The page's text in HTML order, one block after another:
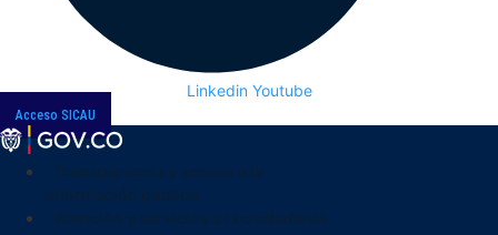
Linkedin Youtube
Acceso SICAU